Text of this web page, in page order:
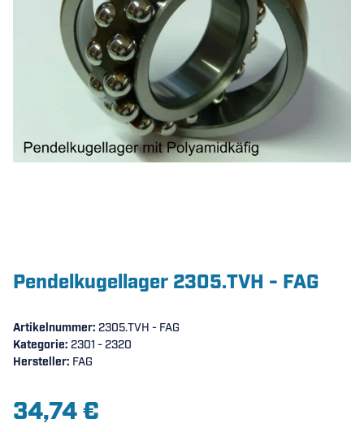
Pendelkugellager 2305.TVH - FAG
Artikelnummer: 2305.TVH - FAG
Kategorie: 2301 - 2320
Hersteller: FAG
34,74 €